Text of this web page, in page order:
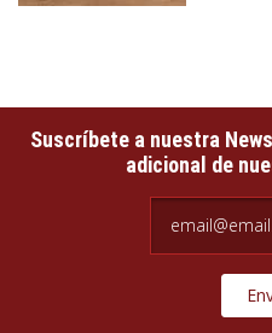
Suscríbete a nuestra
adicional de